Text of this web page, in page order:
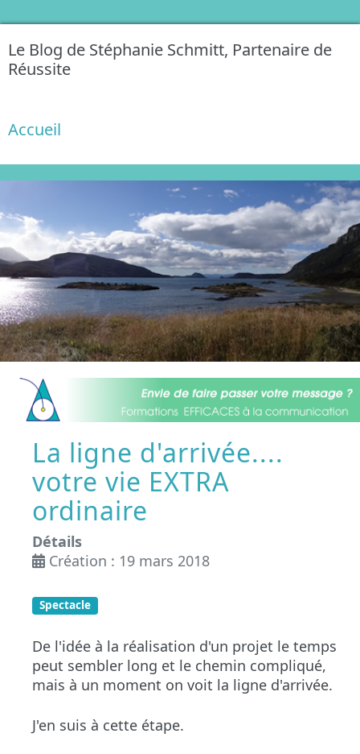
Le Blog de Stéphanie Schmitt, Partenaire de
Réussite
Accueil
La ligne d'arrivée....
votre vie EXTRA
ordinaire
Détails
Création : 19 mars 2018
Spectacle
De l'idée à la réalisation d'un projet le temps
peut sembler long et le chemin compliqué,
mais à un moment on voit la ligne d'arrivée.
J'en suis à cette étape.